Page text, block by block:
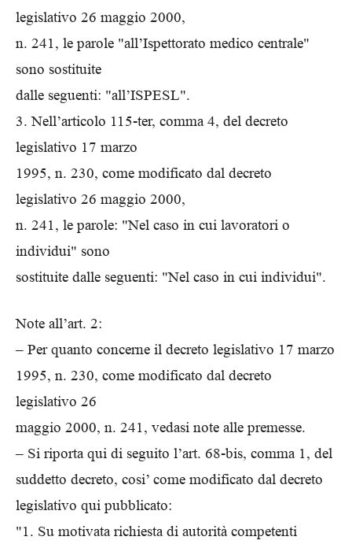
legislativo 26 maggio 2000,
n. 241, le parole "all’Ispettorato medico centrale"
sono sostituite
dalle seguenti: "all’ISPESL".
3. Nell’articolo 115-ter, comma 4, del decreto
legislativo 17 marzo
1995, n. 230, come modificato dal decreto
legislativo 26 maggio 2000,
n. 241, le parole: "Nel caso in cui lavoratori o
individui" sono
sostituite dalle seguenti: "Nel caso in cui individui".
Note all’art. 2:
– Per quanto concerne il decreto legislativo 17 marzo
1995, n. 230, come modificato dal decreto
legislativo 26
maggio 2000, n. 241, vedasi note alle premesse.
– Si riporta qui di seguito l’art. 68-bis, comma 1, del
suddetto decreto, cosi’ come modificato dal decreto
legislativo qui pubblicato:
"1. Su motivata richiesta di autorità competenti